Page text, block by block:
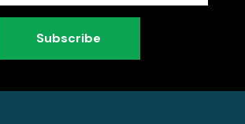
Subscribe